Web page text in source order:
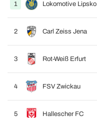
1 Lokomotive Lipsko
2 Carl Zeiss Jena
3 Rot-Weiß Erfurt
4 FSV Zwickau
5 Hallescher FC